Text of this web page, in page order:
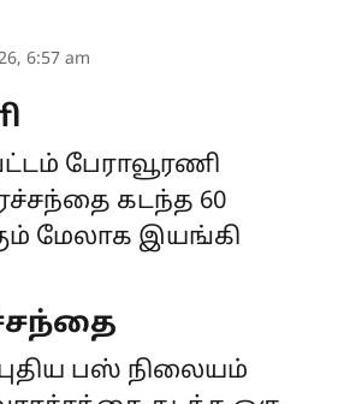
6:57 am
பேராவூரணி
கடந்த 60
மேலாக இயங்கி
பஸ் நிலையம்